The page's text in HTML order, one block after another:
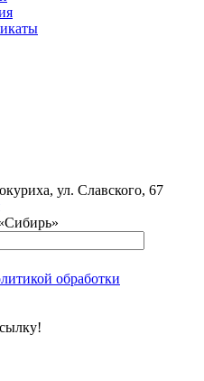
ул. Славского, 67
обработки